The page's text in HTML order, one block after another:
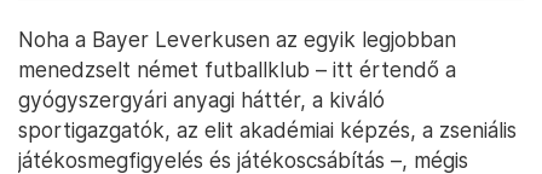
Noha a Bayer Leverkusen az egyik legjobban
menedzselt német futballklub – itt értendő a
gyógyszergyári anyagi háttér, a kiváló
sportigazgatók, az elit akadémiai képzés, a zseniális
játékosmegfigyelés és játékoscsábítás –, mégis